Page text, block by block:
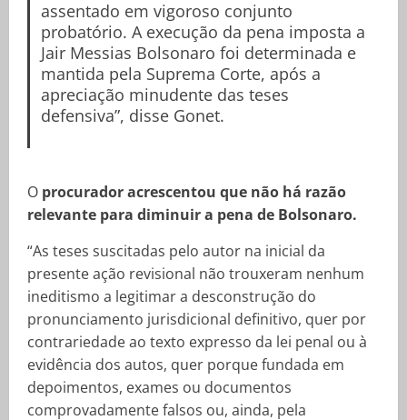
assentado em vigoroso conjunto
probatório. A execução da pena imposta a
Jair Messias Bolsonaro foi determinada e
mantida pela Suprema Corte, após a
apreciação minudente das teses
defensiva”, disse Gonet.
O procurador acrescentou que não há razão
relevante para diminuir a pena de Bolsonaro.
“As teses suscitadas pelo autor na inicial da
presente ação revisional não trouxeram nenhum
ineditismo a legitimar a desconstrução do
pronunciamento jurisdicional definitivo, quer por
contrariedade ao texto expresso da lei penal ou à
evidência dos autos, quer porque fundada em
depoimentos, exames ou documentos
comprovadamente falsos ou, ainda, pela